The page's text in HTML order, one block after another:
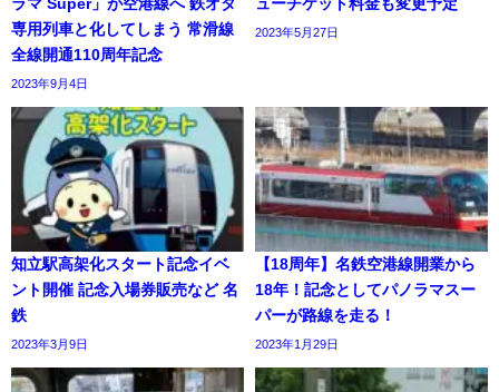
ラマ Super」が空港線へ 鉄オタ
専用列車と化してしまう 常滑線
全線開通110周年記念
2023年9月4日
ューチケット料金も変更予定
2023年5月27日
知立駅高架化スタート記念イベ
ント開催 記念入場券販売など 名
鉄
2023年3月9日
【18周年】名鉄空港線開業から
18年！記念としてパノラマスー
パーが路線を走る！
2023年1月29日